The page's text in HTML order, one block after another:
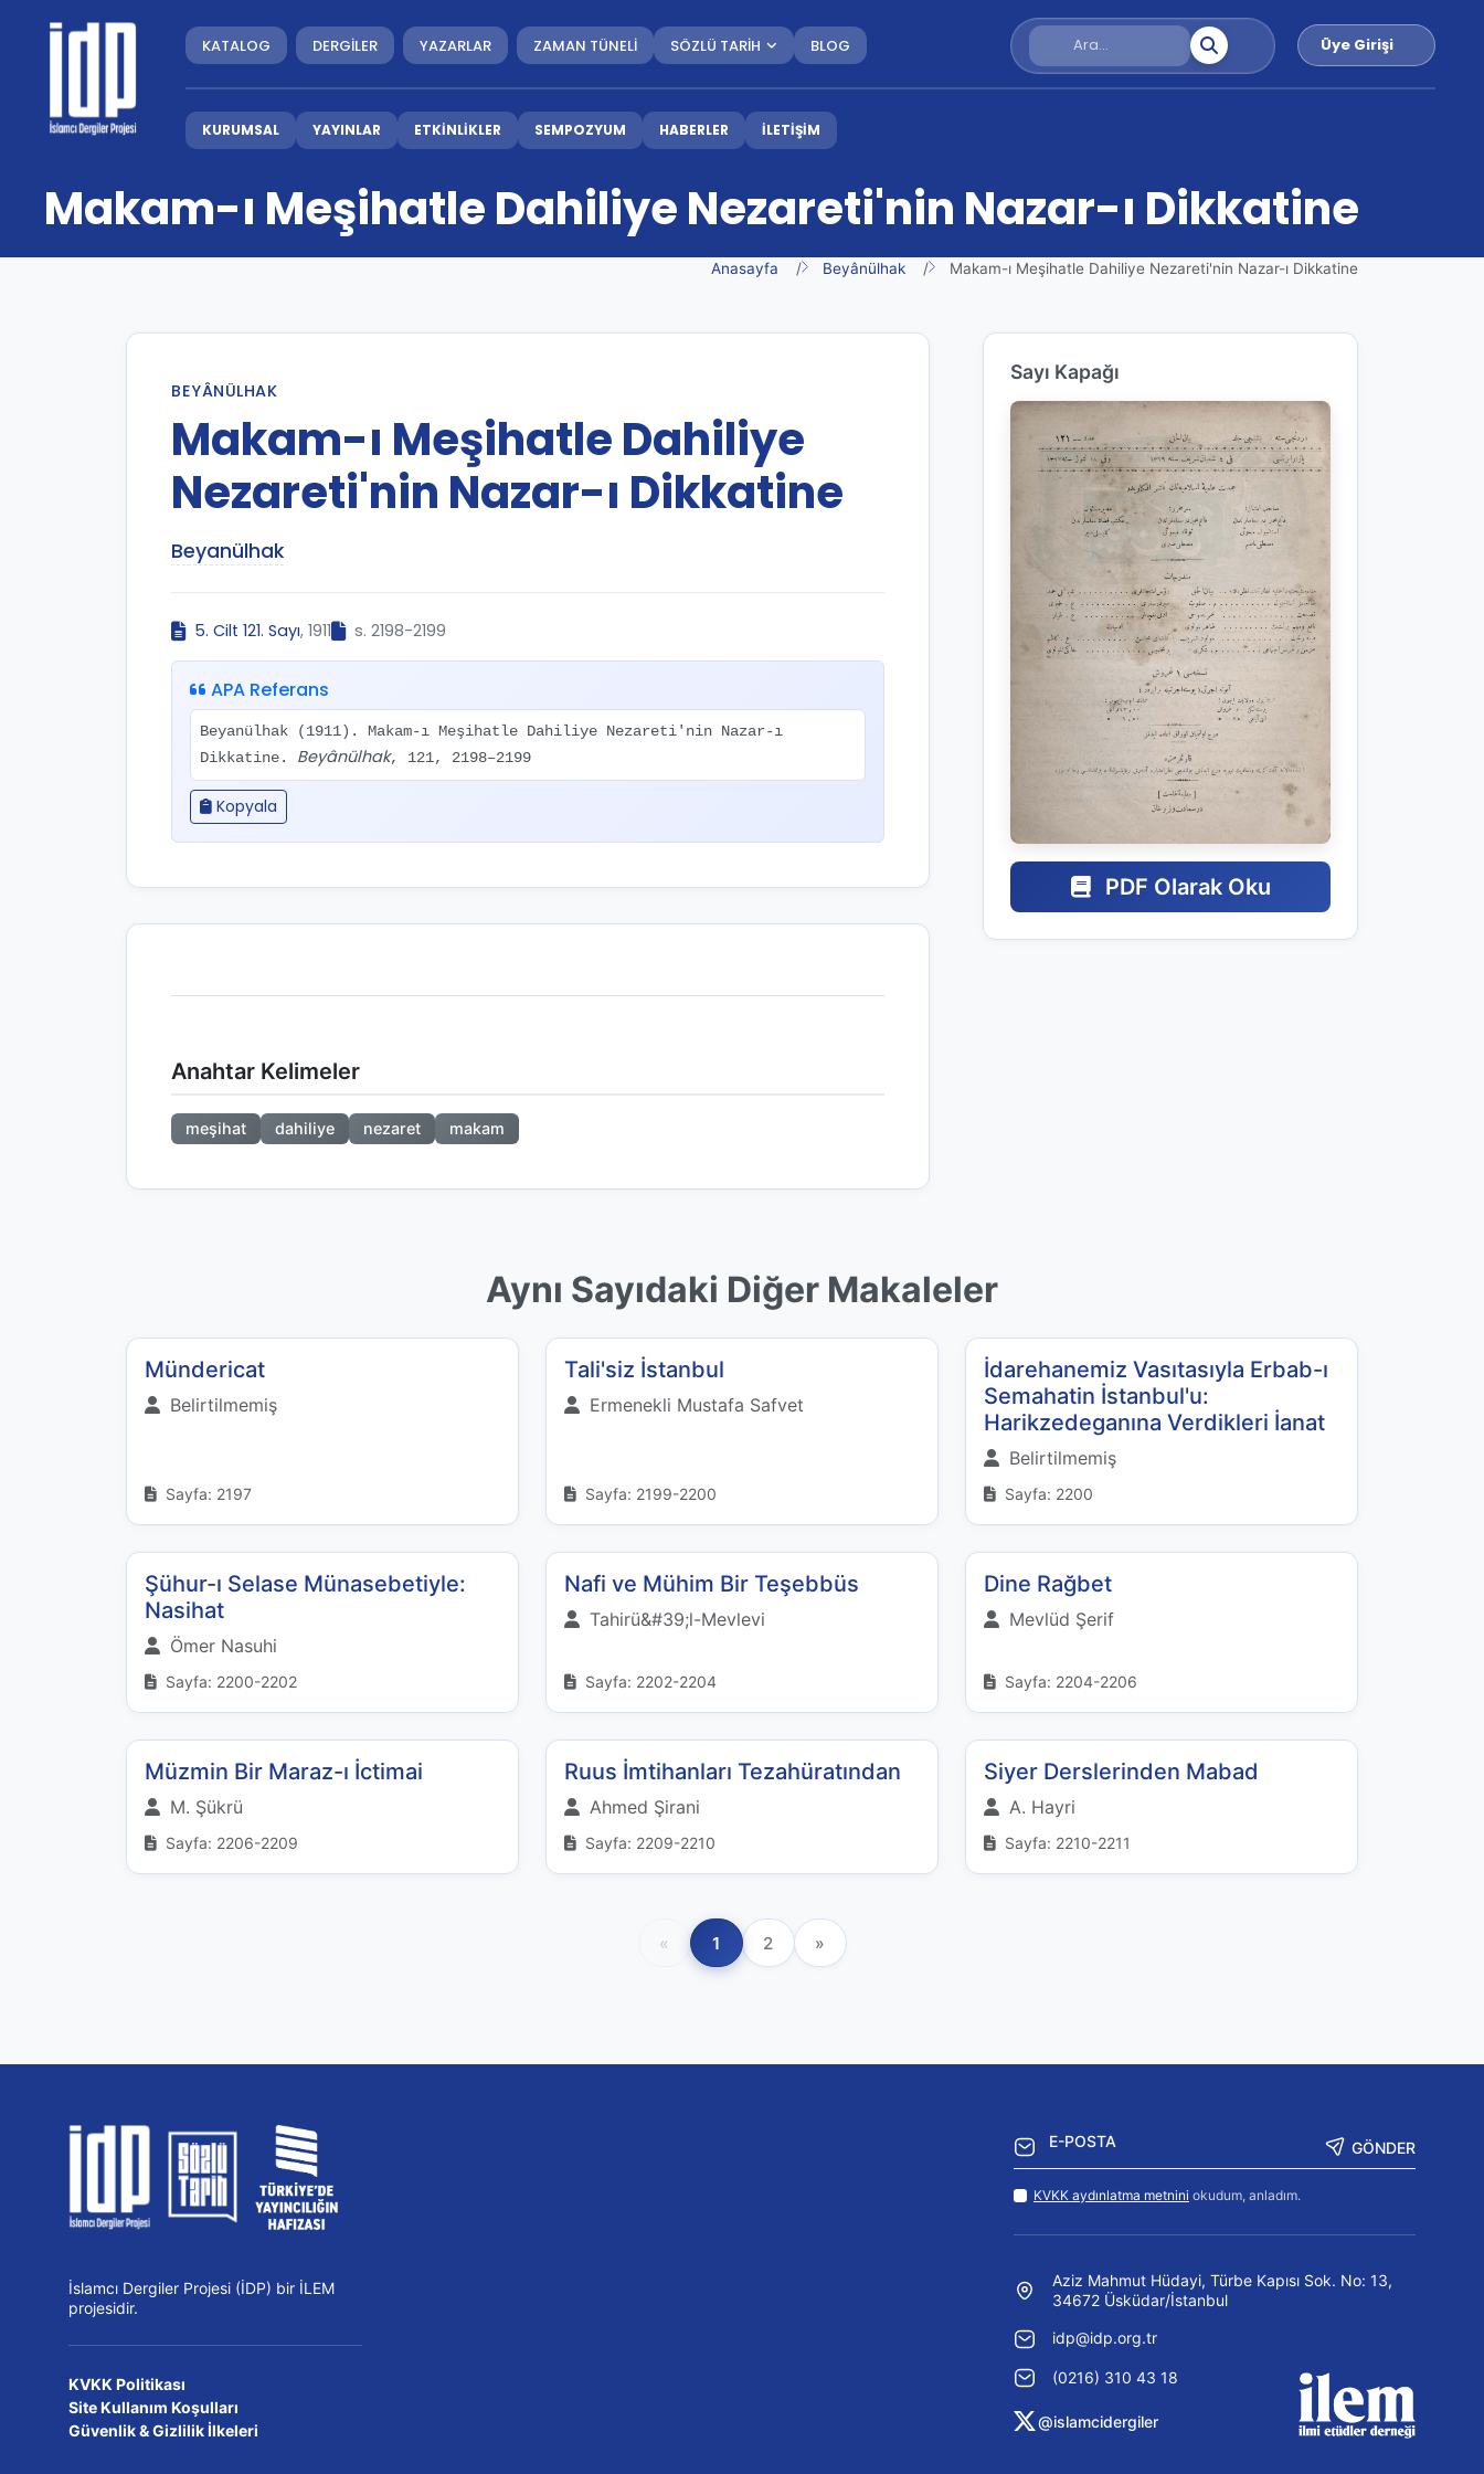
KATALOG DERGİLER YAZARLAR ZAMAN TÜNELİ SÖZLÜ TARİH BLOG Üye Girişi
KURUMSAL YAYINLAR ETKİNLİKLER SEMPOZYUM HABERLER İLETİŞİM
Makam-ı Meşihatle Dahiliye Nezareti'nin Nazar-ı Dikkatine
Anasayfa Beyânülhak Makam-ı Meşihatle Dahiliye Nezareti'nin Nazar-ı Dikkatine
BEYÂNÜLHAK
Makam-ı Meşihatle Dahiliye
Nezareti'nin Nazar-ı Dikkatine
Beyanülhak
5. Cilt 121. Sayı, 1911 s. 2198-2199
APA Referans
Beyanülhak (1911). Makam-ı Meşihatle Dahiliye Nezareti'nin Nazar-ı
Dikkatine. Beyânülhak, 121, 2198–2199
Kopyala
Anahtar Kelimeler
meşihat dahiliye nezaret makam
Sayı Kapağı
PDF Olarak Oku
Aynı Sayıdaki Diğer Makaleler
Mündericat
Belirtilmemiş
Sayfa: 2197
Tali'siz İstanbul
Ermenekli Mustafa Safvet
Sayfa: 2199-2200
İdarehanemiz Vasıtasıyla Erbab-ı
Semahatin İstanbul'u:
Harikzedeganına Verdikleri İanat
Belirtilmemiş
Sayfa: 2200
Şühur-ı Selase Münasebetiyle:
Nasihat
Ömer Nasuhi
Sayfa: 2200-2202
Nafi ve Mühim Bir Teşebbüs
Tahirü&#39;l-Mevlevi
Sayfa: 2202-2204
Dine Rağbet
Mevlüd Şerif
Sayfa: 2204-2206
Müzmin Bir Maraz-ı İctimai
M. Şükrü
Sayfa: 2206-2209
Ruus İmtihanları Tezahüratından
Ahmed Şirani
Sayfa: 2209-2210
Siyer Derslerinden Mabad
A. Hayri
Sayfa: 2210-2211
« 1 2 »
İslamcı Dergiler Projesi (İDP) bir İLEM
projesidir.
KVKK Politikası
Site Kullanım Koşulları
Güvenlik & Gizlilik İlkeleri
GÖNDER
KVKK aydınlatma metnini okudum, anladım.
Aziz Mahmut Hüdayi, Türbe Kapısı Sok. No: 13,
34672 Üsküdar/İstanbul
idp@idp.org.tr
(0216) 310 43 18
@islamcidergiler